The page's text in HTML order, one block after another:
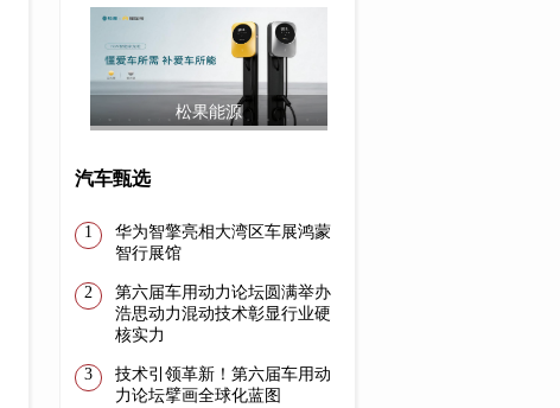
松果能源
汽车甄选
华为智擎亮相大湾区车展鸿蒙
智行展馆
第六届车用动力论坛圆满举办
浩思动力混动技术彰显行业硬
核实力
技术引领革新！第六届车用动
力论坛擘画全球化蓝图